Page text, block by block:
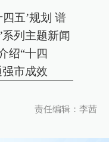
五’规划 谱
列主题新闻
绍“十四
市成效
责任编辑：李茜